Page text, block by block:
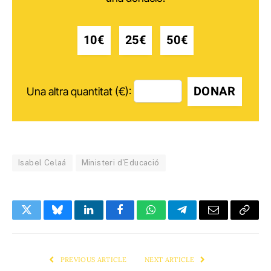
10€ 25€ 50€
Una altra quantitat (€): DONAR
Isabel Celaá Ministeri d'Educació
TwitterBlueskyLinkedInFacebookWhatsAppTelegramEmail Copy
PREVIOUS ARTICLE NEXT ARTICLE